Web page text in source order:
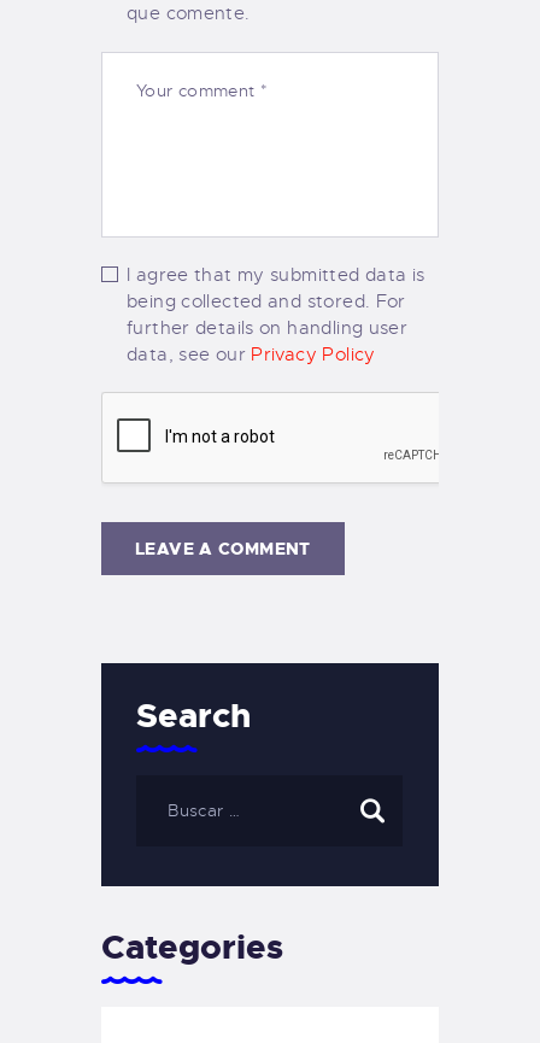
que comente.
I agree that my submitted data is
being collected and stored. For
further details on handling user
data, see our Privacy Policy
Search
Categories